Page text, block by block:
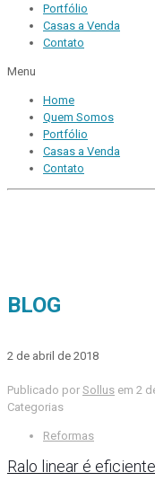
Portfólio
Casas a Venda
Contato
Menu
Home
Quem Somos
Portfólio
Casas a Venda
Contato
BLOG
2 de abril de 2018
Publicado por Sollus em 2
Categorias
Reformas
Ralo linear é